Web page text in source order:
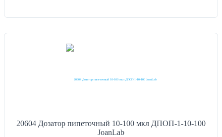
20604 Дозатор пипеточный 10-100 мкл ДПОП-1-10-100
JoanLab